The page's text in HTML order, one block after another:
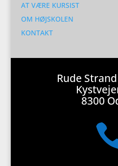
AT VÆRE KURSIST
OM HØJSKOLEN
KONTAKT
Rude
8300